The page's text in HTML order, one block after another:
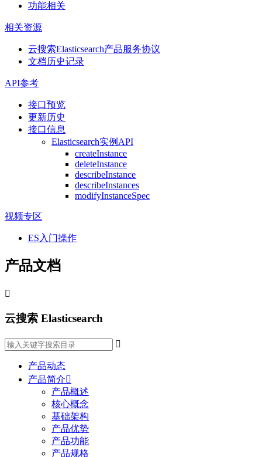
功能相关
相关资源
云搜索Elasticsearch产品服务协议
文档历史记录
API参考
接口预览
更新历史
接口信息
Elasticsearch实例API
createInstance
deleteInstance
describeInstance
describeInstances
modifyInstanceSpec
视频专区
ES入门操作
产品文档

云搜索 Elasticsearch

产品动态
产品简介
产品概述
核心概念
基础架构
产品优势
产品功能
产品规格